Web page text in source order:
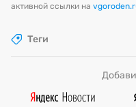
активной ссылки на
Теги